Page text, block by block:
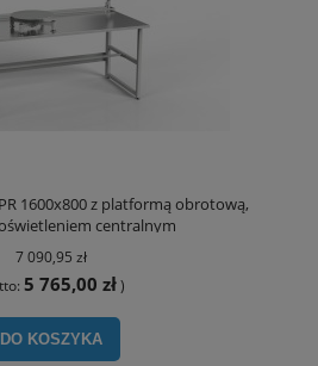
1600x800 z platformą obrotową,
centralnym
7 090,95 zł
5 765,00 zł)
DO KOSZYKA